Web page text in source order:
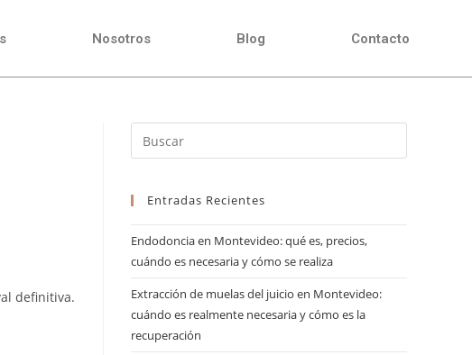
Nosotros Blog Contacto
definitiva.
Entradas Recientes
Endodoncia en Montevideo: qué es, precios,
cuándo es necesaria y cómo se realiza
Extracción de muelas del juicio en Montevideo:
cuándo es realmente necesaria y cómo es la
recuperación